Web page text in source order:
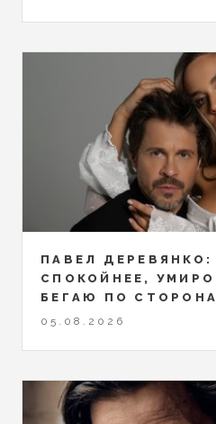
ПАВЕЛ ДЕРЕВЯНКО:
СПОКОЙНЕЕ,
БЕГАЮ ПО
05.08.2026